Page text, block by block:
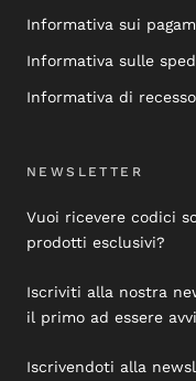
Informativa sui
Informativa sulle
Informativa di
NEWSLETTER
Vuoi ricevere codici
prodotti esclusivi?
Iscriviti alla nostra
il primo ad essere
Iscrivendoti alla